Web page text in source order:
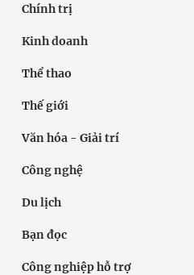
Chính trị
Kinh doanh
Thể thao
Thế giới
Văn hóa - Giải trí
Công nghệ
Du lịch
Bạn đọc
Công nghiệp hỗ trợ